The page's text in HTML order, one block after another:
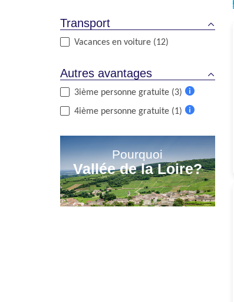
Transport
Vacances en voiture (12)
Autres avantages
3ième personne gratuite (3)
d'informations
4ième personne gratuite (1)
Pourquoi
Vallée de la Loire?